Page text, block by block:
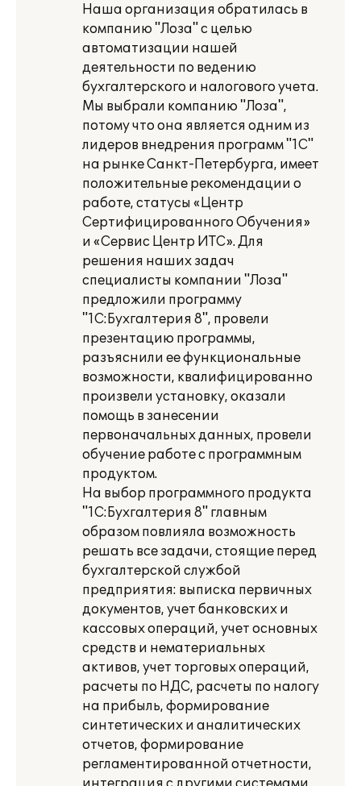
Наша организация обратилась в
компанию "Лоза" с целью
автоматизации нашей
деятельности по ведению
бухгалтерского и налогового учета.
Мы выбрали компанию "Лоза",
потому что она является одним из
лидеров внедрения программ "1С"
на рынке Санкт-Петербурга, имеет
положительные рекомендации о
работе, статусы «Центр
Сертифицированного Обучения»
и «Сервис Центр ИТС». Для
решения наших задач
специалисты компании "Лоза"
предложили программу
"1С:Бухгалтерия 8", провели
презентацию программы,
разъяснили ее функциональные
возможности, квалифицированно
произвели установку, оказали
помощь в занесении
первоначальных данных, провели
обучение работе с программным
продуктом.
На выбор программного продукта
"1С:Бухгалтерия 8" главным
образом повлияла возможность
решать все задачи, стоящие перед
бухгалтерской службой
предприятия: выписка первичных
документов, учет банковских и
кассовых операций, учет основных
средств и нематериальных
активов, учет торговых операций,
расчеты по НДС, расчеты по налогу
на прибыль, формирование
синтетических и аналитических
отчетов, формирование
регламентированной отчетности,